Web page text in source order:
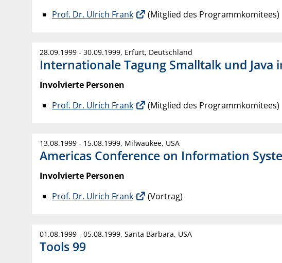
Prof. Dr. Ulrich Frank
(Mitglied des Programmkomitees)
28.09.1999 - 30.09.1999, Erfurt, Deutschland
Internationale Tagung Smalltalk und Java
Involvierte Personen
Prof. Dr. Ulrich Frank
(Mitglied des Programmkomitees)
13.08.1999 - 15.08.1999, Milwaukee, USA
Americas Conference on Information
Involvierte Personen
Prof. Dr. Ulrich Frank
(Vortrag)
01.08.1999 - 05.08.1999, Santa Barbara, USA
Tools 99